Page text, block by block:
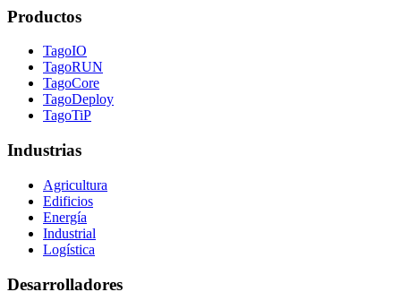
Productos
TagoIO
TagoRUN
TagoCore
TagoDeploy
TagoTiP
Industrias
Agricultura
Edificios
Energía
Industrial
Logística
Desarrolladores